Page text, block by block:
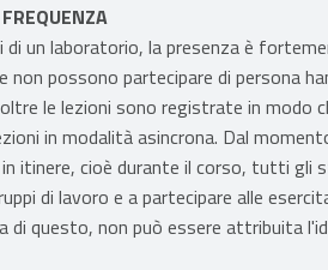
un laboratorio, la presenza è
non possono partecipare di persona
le lezioni sono registrate in modo
in modalità asincrona. Dal
itinere, cioè durante il corso, tutti gli
di lavoro e a partecipare alle
di questo, non può essere attribuita